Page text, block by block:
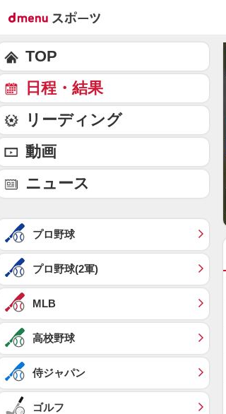
TOP
日程・結果
リーディング
動画
ニュース
プロ野球
プロ野球(2軍)
MLB
高校野球
侍ジャパン
ゴルフ